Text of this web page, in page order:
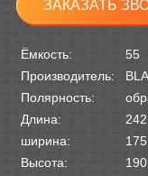
ЗАКАЗАТЬ
Ёмкость:
55
Производитель:
Полярность:
Длина:
242
ширина:
175
Высота:
190